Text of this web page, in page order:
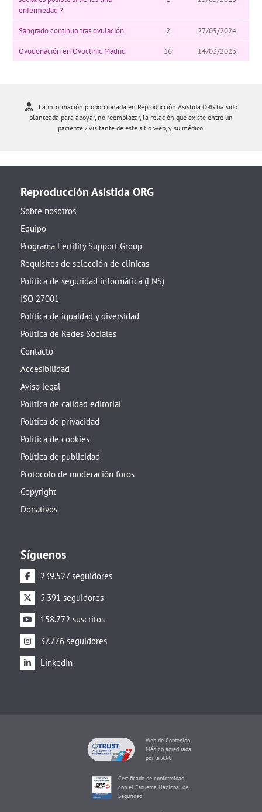
enfermedad ?
Sangrado continuo tras ovulación 2 27/05/2024
Ovodonación en Ovoclinic Madrid 16 14/03/2023
La información proporcionada en Reproducción Asistida ORG ha sido
planteada para apoyar, no reemplazar, la relación que existe entre un
paciente / visitante de este sitio web, y su médico.
Reproducción Asistida ORG
Sobre nosotros
Equipo
Programa Fertility Support Group
Requisitos de selección de clínicas
Política de seguridad informática (ENS)
ISO 27001
Política de igualdad y diversidad
Política de Redes Sociales
Contacto
Accesibilidad
Aviso legal
Política de calidad editorial
Política de privacidad
Política de cookies
Política de publicidad
Protocolo de moderación foros
Copyright
Donativos
Síguenos
239.527 seguidores
5.391 seguidores
158.772 suscritos
37.776 seguidores
LinkedIn
Web de Contenido
Médico acreditada
por la AACI
Certificado de conformidad
con el Esquema Nacional de
Seguridad